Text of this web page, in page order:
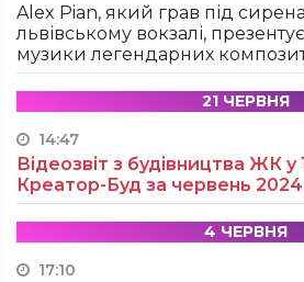
Alex Pian, який грав під
львівському вокзалі,
музики легендарних
21 ЧЕРВНЯ
14:47
Відеозвіт з будівництва ЖК у
Креатор-Буд за червень 2024
4 ЧЕРВНЯ
17:10